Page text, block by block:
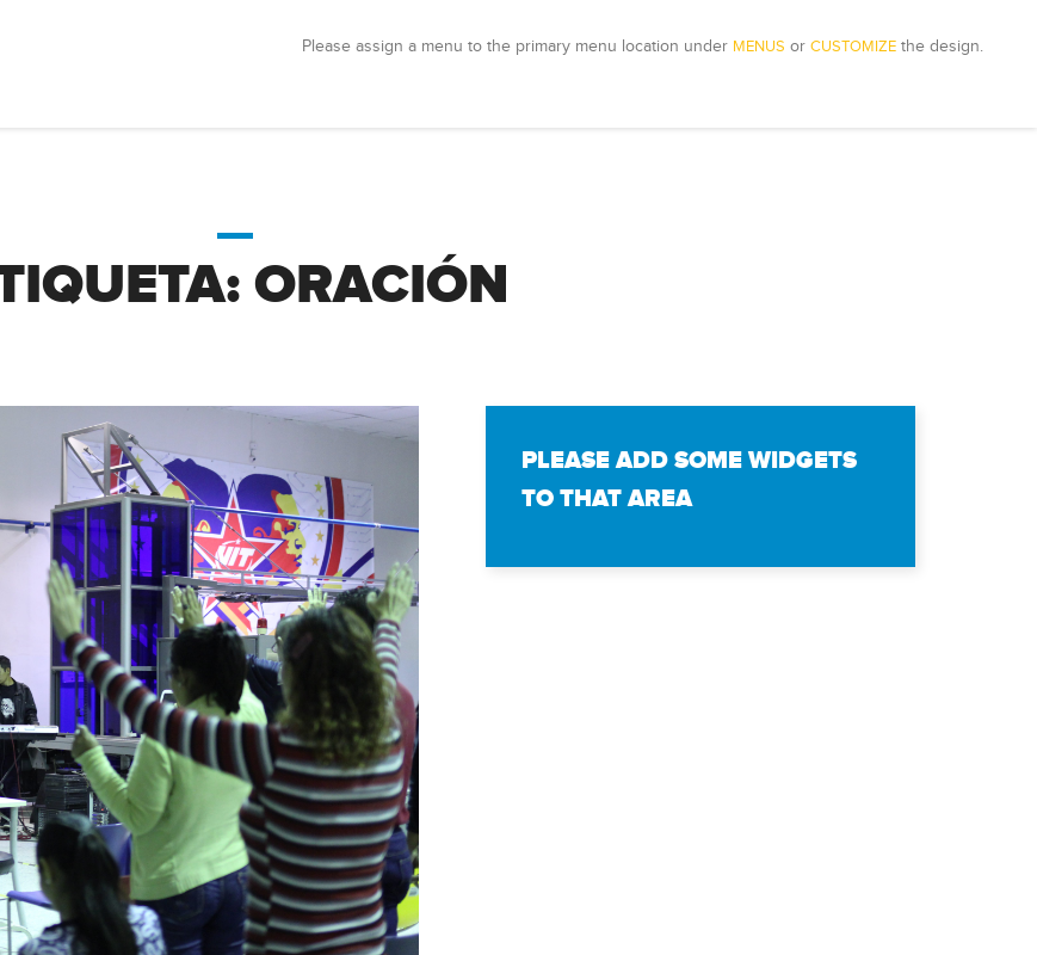
Please assign a menu to the primary menu location under MENUS or CUSTOMIZE the design.
ORACIÓN
PLEASE ADD SOME WIDGETS
TO THAT AREA